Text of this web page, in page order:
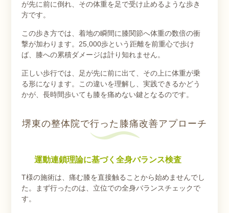
が先に前に倒れ、その体重を足で受け止めるような歩き
方です。
この歩き方では、着地の瞬間に膝関節へ体重の数倍の衝
撃が加わります。25,000歩という距離を前重心で歩け
ば、膝への累積ダメージは計り知れません。
正しい歩行では、足が先に前に出て、その上に体重が乗
る形になります。この違いを理解し、実践できるかどう
かが、長時間歩いても膝を痛めない鍵となるのです。
堺東の整体院で行った膝痛改善アプローチ
運動連鎖理論に基づく全身バランス検査
T様の施術は、痛む膝を直接触ることから始めませんでし
た。まず行ったのは、立位での全身バランスチェックで
す。